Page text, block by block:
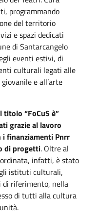
programmando
del territorio
e spazi dedicati
di Santarcangelo
eventi estivi, di
culturali legati alle
e all’arte
titolo “FoCuS è”
grazie al lavoro
finanziamenti Pnrr
di progetti. Oltre al
infatti, è stato
istituti culturali,
di riferimento, nella
di tutti alla cultura